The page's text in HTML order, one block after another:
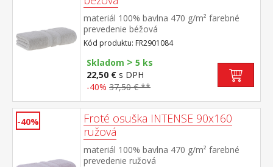
materiál 100% bavlna 470 g/m² farebné
prevedenie béžová
Kód produktu: FR2901084
Skladom > 5 ks
22,50 € s DPH
-40% 37,50 € **
-40%
Froté osuška INTENSE 90x160
ružová
materiál 100% bavlna 470 g/m² farebné
prevedenie ružová